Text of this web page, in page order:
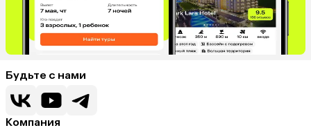
Будьте с нами
Компания